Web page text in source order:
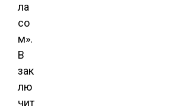
ла
со
м».
В
зак
лю
чит